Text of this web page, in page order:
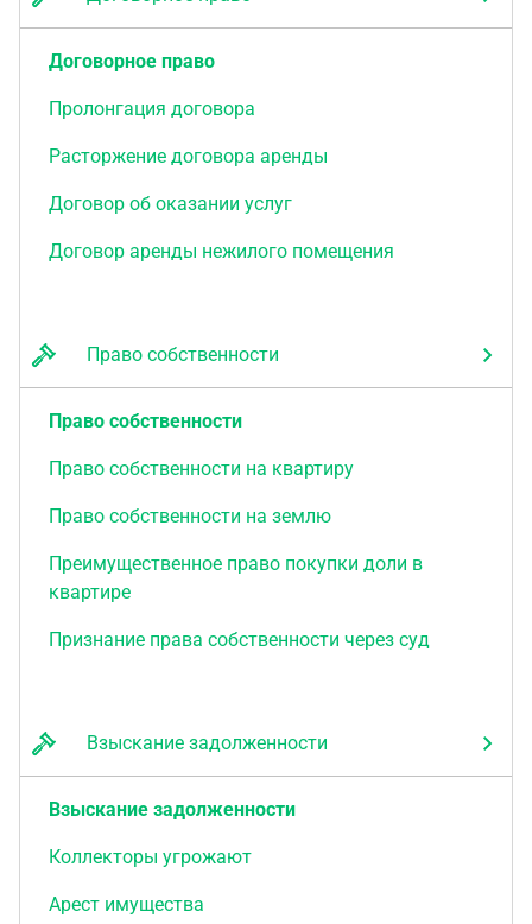
Договорное право
Пролонгация договора
Расторжение договора аренды
Договор об оказании услуг
Договор аренды нежилого помещения
Право собственности
Право собственности
Право собственности на квартиру
Право собственности на землю
Преимущественное право покупки доли в
квартире
Признание права собственности через суд
Взыскание задолженности
Взыскание задолженности
Коллекторы угрожают
Арест имущества